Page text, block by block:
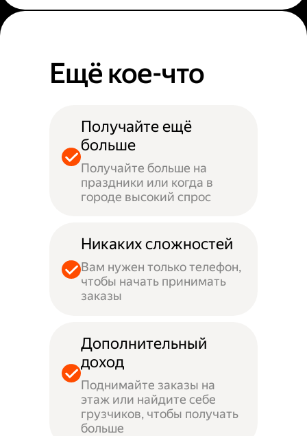
Ещё кое-что
Получайте ещё
больше
Получайте больше на
праздники или когда в
городе высокий спрос
Никаких сложностей
Вам нужен только телефон,
чтобы начать принимать
заказы
Дополнительный
доход
Поднимайте заказы на
этаж или найдите себе
грузчиков, чтобы получать
больше